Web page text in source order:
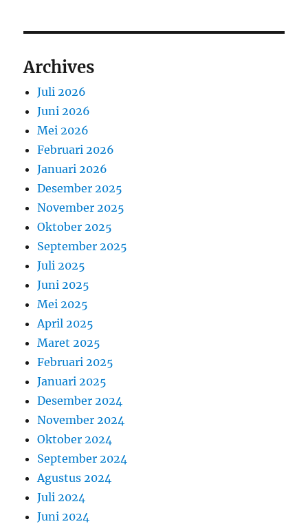
Archives
Juli 2026
Juni 2026
Mei 2026
Februari 2026
Januari 2026
Desember 2025
November 2025
Oktober 2025
September 2025
Juli 2025
Juni 2025
Mei 2025
April 2025
Maret 2025
Februari 2025
Januari 2025
Desember 2024
November 2024
Oktober 2024
September 2024
Agustus 2024
Juli 2024
Juni 2024